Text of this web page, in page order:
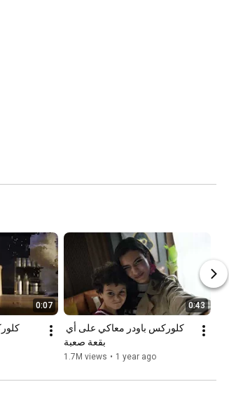
0:07 0:43
بقعة صعبة
1.7M views • 1 year ago